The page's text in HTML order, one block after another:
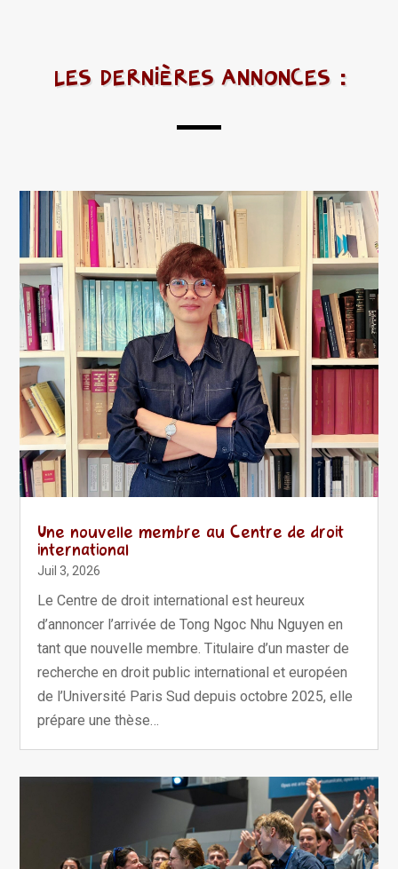
LES DERNIÈRES ANNONCES :
Une nouvelle membre au Centre de droit
international
Juil 3, 2026
Le Centre de droit international est heureux
d’annoncer l’arrivée de Tong Ngoc Nhu Nguyen en
tant que nouvelle membre. Titulaire d’un master de
recherche en droit public international et européen
de l’Université Paris Sud depuis octobre 2025, elle
prépare une thèse…